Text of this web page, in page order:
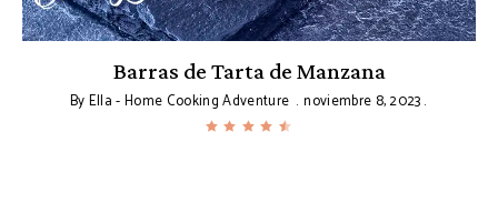
Barras de Tarta de Manzana
ByElla - Home Cooking Adventure noviembre 8, 2023